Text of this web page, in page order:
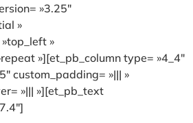
»3.25″
»
»
»][et_pb_column type= »4_4″
custom_padding= »||| »
»||| »][et_pb_text